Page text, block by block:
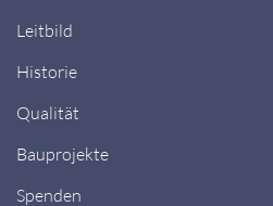
Leitbild
Historie
Qualität
Bauprojekte
Spenden